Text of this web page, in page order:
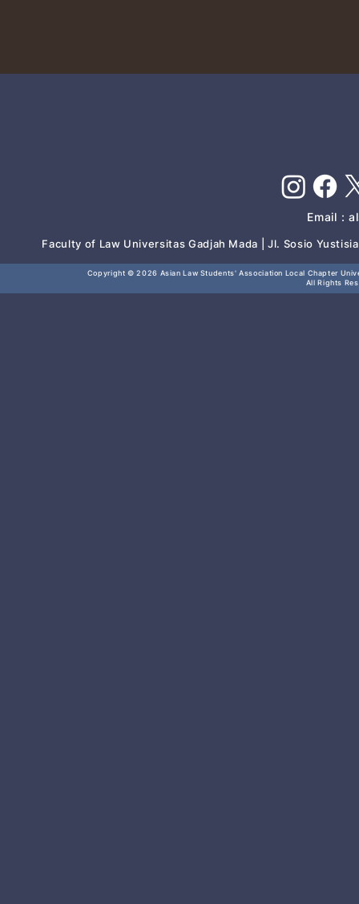
Email :
Faculty of Law Universitas Gadjah Mada | Jl. Sosio
Copyright © 2026 Asian Law Students' Association Local Chapter
All Rights